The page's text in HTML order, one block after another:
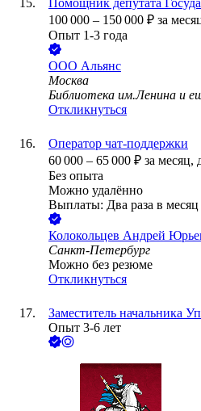
Помощник депутата
100 000 – 150 000 ₽ за
Опыт 1-3 года
ООО Альянс
Москва
Библиотека им.Ленина и
Откликнуться
Оператор чат-поддержки
60 000 – 65 000 ₽ за месяц,
Без опыта
Можно удалённо
Выплаты: Два раза в месяц
Колокольцев Андрей
Санкт-Петербург
Можно без резюме
Откликнуться
Заместитель начальника
Опыт 3-6 лет